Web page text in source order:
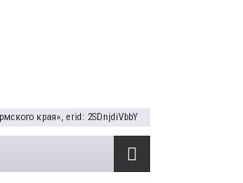
края», erid: 2SDnjdiVbbY